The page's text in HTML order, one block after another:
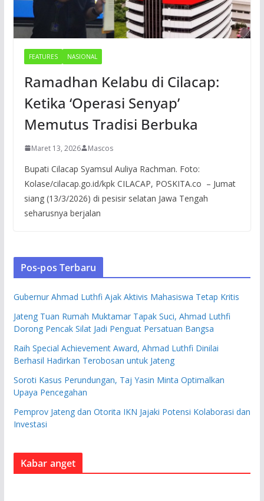
FEATURES NASIONAL
Ramadhan Kelabu di Cilacap:
Ketika ‘Operasi Senyap’
Memutus Tradisi Berbuka
Maret 13, 2026 Mascos
Bupati Cilacap Syamsul Auliya Rachman. Foto:
Kolase/cilacap.go.id/kpk CILACAP, POSKITA.co – Jumat
siang (13/3/2026) di pesisir selatan Jawa Tengah
seharusnya berjalan
Pos-pos Terbaru
Gubernur Ahmad Luthfi Ajak Aktivis Mahasiswa Tetap Kritis
Jateng Tuan Rumah Muktamar Tapak Suci, Ahmad Luthfi
Dorong Pencak Silat Jadi Penguat Persatuan Bangsa
Raih Special Achievement Award, Ahmad Luthfi Dinilai
Berhasil Hadirkan Terobosan untuk Jateng
Soroti Kasus Perundungan, Taj Yasin Minta Optimalkan
Upaya Pencegahan
Pemprov Jateng dan Otorita IKN Jajaki Potensi Kolaborasi dan
Investasi
Kabar anget